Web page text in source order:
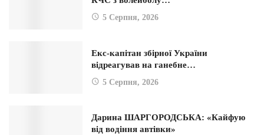
5 Серпня, 2026
Екс-капітан збірної України
відреагував на ганебне…
5 Серпня, 2026
Дарина ШАРГОРОДСЬКА: «Кайфую
від водіння автівки»